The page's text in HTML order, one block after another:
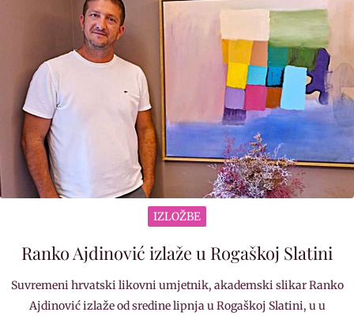
IZLOŽBE
Ranko Ajdinović izlaže u Rogaškoj Slatini
Suvremeni hrvatski likovni umjetnik, akademski slikar Ranko
Ajdinović izlaže od sredine lipnja u Rogaškoj Slatini, u u